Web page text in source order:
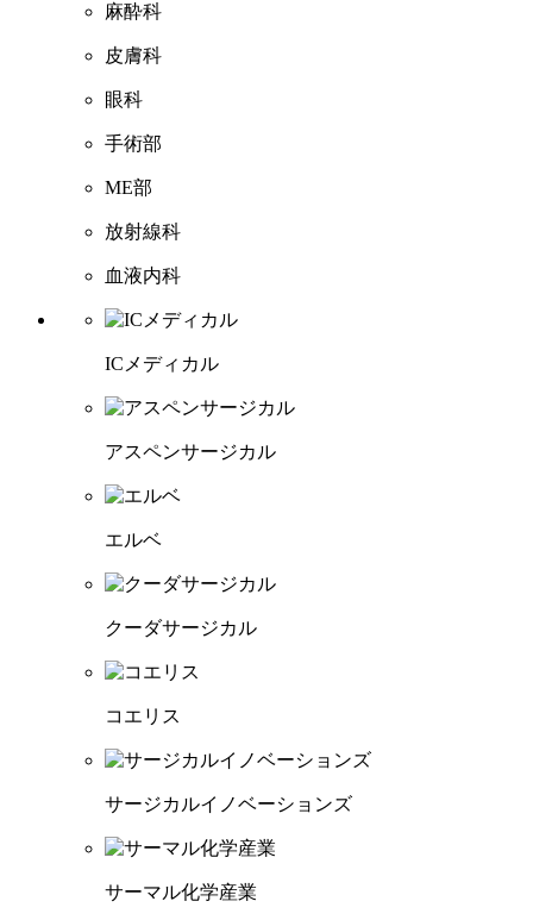
麻酔科
皮膚科
眼科
手術部
ME部
放射線科
血液内科
ICメディカル
アスペンサージカル
エルベ
クーダサージカル
コエリス
サージカルイノベーションズ
サーマル化学産業